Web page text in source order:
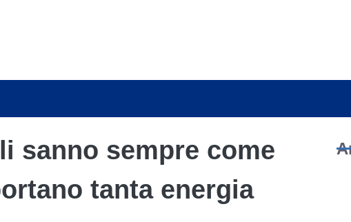
sanno sempre come
tanta energia